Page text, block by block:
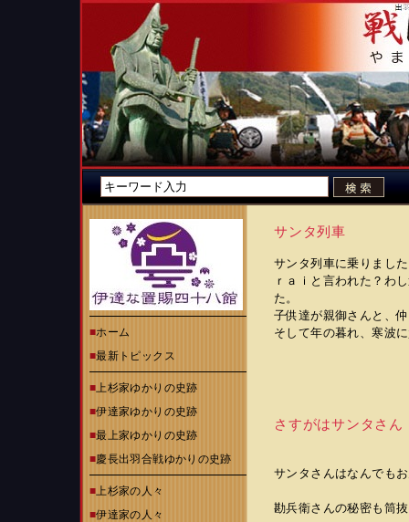
■ホーム
■最新トピックス
■上杉家ゆかりの史跡
■伊達家ゆかりの史跡
■最上家ゆかりの史跡
■慶長出羽合戦ゆかりの史跡
■上杉家の人々
■伊達家の人々
サンタ列車
サンタ列車に乗りまし
ｒａｉと言われた？わ
た。
子供達が親御さんと、
そして年の暮れ、寒波
さすがはサンタさん
サンタさんはなんでも
勘兵衛さんの秘密も筒